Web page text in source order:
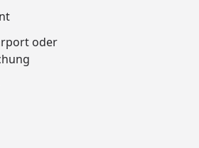
oder